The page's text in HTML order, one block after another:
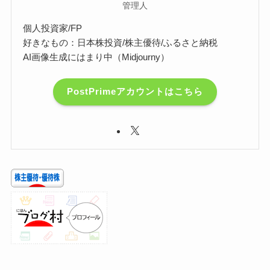
管理人
個人投資家/FP
好きなもの：日本株投資/株主優待/ふるさと納税
AI画像生成にはまり中（Midjourny）
PostPrimeアカウントはこちら